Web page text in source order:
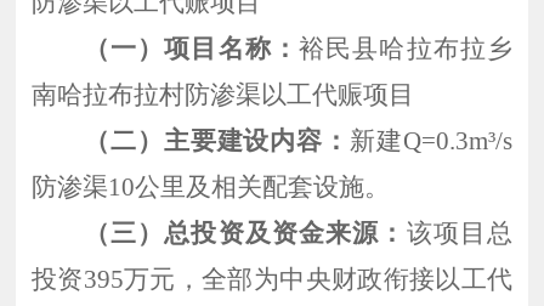
（一）项目名称： 裕民县哈拉布拉乡
南哈拉布拉村防渗渠以工代赈项目
（二）主要建设内容： 新建Q=0.3m³/s
防渗渠10公里及相关配套设施。
（三）总投资及资金来源： 该项目总
投资395万元，全部为中央财政衔接以工代